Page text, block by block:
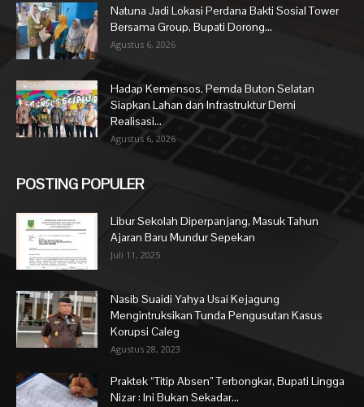
Natuna Jadi Lokasi Perdana Bakti Sosial Tower
Bersama Group, Bupati Dorong...
Agustus 6, 2026
Hadap Kemensos, Pemda Buton Selatan
Siapkan Lahan dan Infrastruktur Demi
Realisasi...
Agustus 6, 2026
POSTING POPULER
Libur Sekolah Diperpanjang, Masuk Tahun
Ajaran Baru Mundur Sepekan
Juli 11, 2025
Nasib Suaidi Yahya Usai Kejagung
Mengintruksikan Tunda Pengusutan Kasus
Korupsi Caleg
Agustus 28, 2023
Praktek “Titip Absen” Terbongkar, Bupati Lingga
Nizar : Ini Bukan Sekadar...